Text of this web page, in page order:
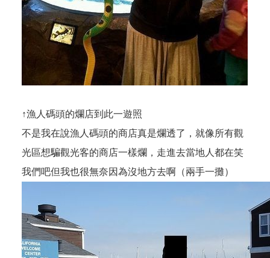
↑漁人碼頭的爛店到此一遊照
不是我在說漁人碼頭的商店真是爛透了，就像所有觀
光區想騙觀光客的商店一樣爛，走進去當地人都在笑
我們吧但我也很無奈因為沒地方去啊（兩手一攤）